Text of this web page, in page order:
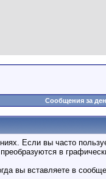
Сообщения за
Если вы часто
в
вы вставляете в